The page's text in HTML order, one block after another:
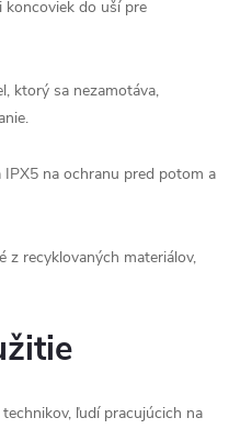
koncoviek do uší pre
ktorý sa nezamotáva,
IPX5 na ochranu pred potom a
z recyklovaných materiálov,
ľudí pracujúcich na